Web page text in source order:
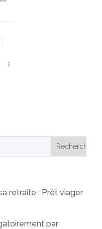
retraite : Prêt viager
par